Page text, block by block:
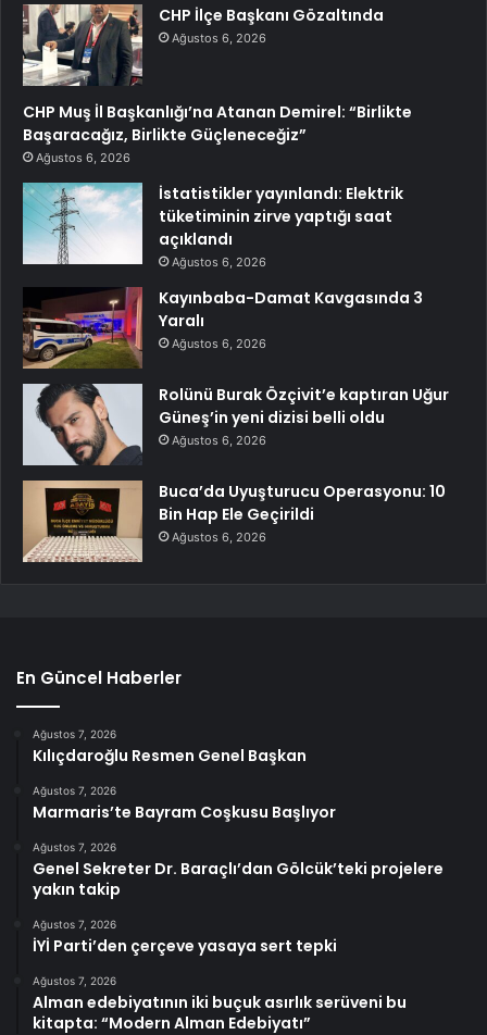
CHP İlçe Başkanı Gözaltında
Ağustos 6, 2026
CHP Muş İl Başkanlığı’na Atanan Demirel: “Birlikte
Başaracağız, Birlikte Güçleneceğiz”
Ağustos 6, 2026
İstatistikler yayınlandı: Elektrik
tüketiminin zirve yaptığı saat
açıklandı
Ağustos 6, 2026
Kayınbaba-Damat Kavgasında 3
Yaralı
Ağustos 6, 2026
Rolünü Burak Özçivit’e kaptıran Uğur
Güneş’in yeni dizisi belli oldu
Ağustos 6, 2026
Buca’da Uyuşturucu Operasyonu: 10
Bin Hap Ele Geçirildi
Ağustos 6, 2026
En Güncel Haberler
Ağustos 7, 2026
Kılıçdaroğlu Resmen Genel Başkan
Ağustos 7, 2026
Marmaris’te Bayram Coşkusu Başlıyor
Ağustos 7, 2026
Genel Sekreter Dr. Baraçlı’dan Gölcük’teki projelere
yakın takip
Ağustos 7, 2026
İYİ Parti’den çerçeve yasaya sert tepki
Ağustos 7, 2026
Alman edebiyatının iki buçuk asırlık serüveni bu
kitapta: “Modern Alman Edebiyatı”